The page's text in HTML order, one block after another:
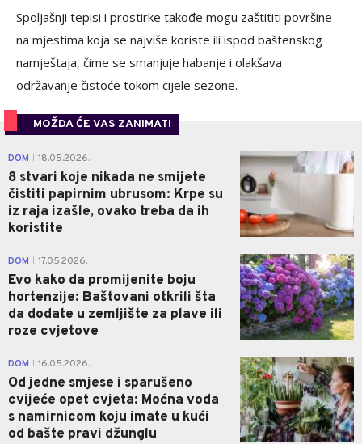
Spoljašnji tepisi i prostirke takođe mogu zaštititi površine
na mjestima koja se najviše koriste ili ispod baštenskog
namještaja, čime se smanjuje habanje i olakšava
održavanje čistoće tokom cijele sezone.
MOŽDA ĆE VAS ZANIMATI
DOM 18.05.2026.
8 stvari koje nikada ne smijete
čistiti papirnim ubrusom: Krpe su
iz raja izašle, ovako treba da ih
koristite
0
DOM 17.05.2026.
Evo kako da promijenite boju
hortenzije: Baštovani otkrili šta
da dodate u zemljište za plave ili
roze cvjetove
0
DOM 16.05.2026.
Od jedne smjese i sparušeno
cvijeće opet cvjeta: Moćna voda
s namirnicom koju imate u kući
od bašte pravi džunglu
0